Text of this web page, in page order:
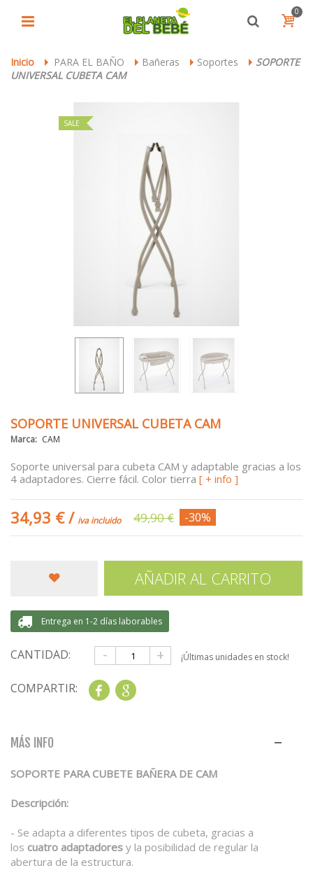
0
Inicio > PARA EL BAÑO > Bañeras > Soportes > SOPORTE
UNIVERSAL CUBETA CAM
SALE
SOPORTE UNIVERSAL CUBETA CAM
Marca: CAM
Soporte universal para cubeta CAM y adaptable gracias a los
4 adaptadores. Cierre fácil. Color tierra [ + info ]
34,93 €/ iva incluido 49,90 € -30%
AÑADIR AL CARRITO
Entrega en 1-2 días laborables
CANTIDAD: - + ¡Últimas unidades en stock!
COMPARTIR: Share
MÁS INFO
SOPORTE PARA CUBETE BAÑERA DE CAM
Descripción:
- Se adapta a diferentes tipos de cubeta, gracias a
los cuatro adaptadores y la posibilidad de regular la
abertura de la estructura.